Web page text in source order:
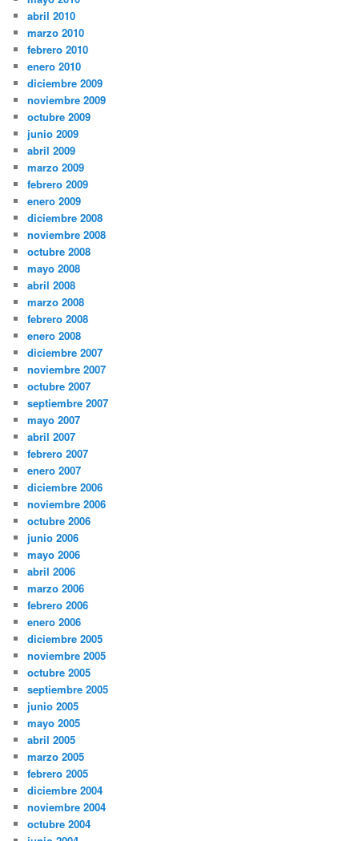
abril 2010
marzo 2010
febrero 2010
enero 2010
diciembre 2009
noviembre 2009
octubre 2009
junio 2009
abril 2009
marzo 2009
febrero 2009
enero 2009
diciembre 2008
noviembre 2008
octubre 2008
mayo 2008
abril 2008
marzo 2008
febrero 2008
enero 2008
diciembre 2007
noviembre 2007
octubre 2007
septiembre 2007
mayo 2007
abril 2007
febrero 2007
enero 2007
diciembre 2006
noviembre 2006
octubre 2006
junio 2006
mayo 2006
abril 2006
marzo 2006
febrero 2006
enero 2006
diciembre 2005
noviembre 2005
octubre 2005
septiembre 2005
junio 2005
mayo 2005
abril 2005
marzo 2005
febrero 2005
diciembre 2004
noviembre 2004
octubre 2004